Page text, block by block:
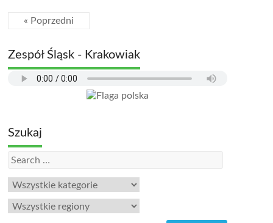
« Poprzedni
Zespół Śląsk - Krakowiak
Szukaj